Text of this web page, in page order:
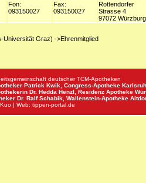
Fon:
093150027
Fax:
093150027
Rottendorfer
Strasse 4
97072 Würzburg
Universität Graz) ->Ehrenmitglied
deutscher TCM-Apotheken
Patrick Kwik, Congress-Apotheke
Dr. Hedda Henzl, Residenz Apotheke
Dr. Ralf Schabik, Wallenstein-Apotheke
| Web: tippen-portal.de